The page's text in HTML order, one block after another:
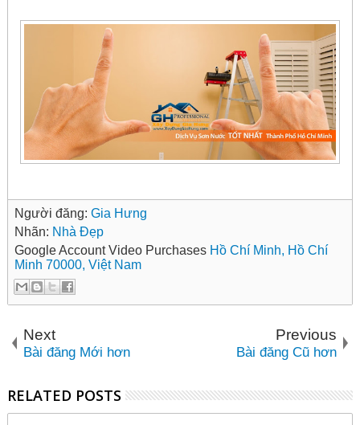
Người đăng: Gia Hưng
Nhãn: Nhà Đẹp
Google Account Video Purchases Hồ Chí Minh, Hồ Chí
Minh 70000, Việt Nam
Next
Bài đăng Mới hơn
Previous
Bài đăng Cũ hơn
RELATED POSTS